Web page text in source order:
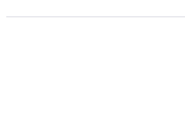
en France. Avec des arguments